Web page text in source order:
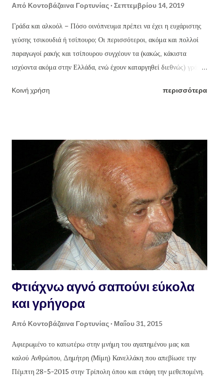
Από Κοντοβάζαινα Γορτυνίας Σεπτεμβρίου 14, 2019
Γράδα και αλκοόλ – Πόσο οινόπνευμα πρέπει να έχει η ευχάριστης
γεύσης τσικουδιά ή τσίπουρο; Οι περισσότεροι, ακόμα και πολλοί
παραγωγοί ρακής και τσίπουρου συγχέουν τα (κακώς, κάκιστα
ισχύοντα ακόμα στην Ελλάδα, ενώ έχουν καταργηθεί διεθνώς) γράδα
αγνοούν ότι βγάζοντας π.χ. ως συνήθως (κακώς) 18 γράδα την ρακή,
τσικουδιά δεν πρέπει να ξεπερνά τους 37-39 το πολύ βαθμούς
οινοπνεύματος, δηλαδή 16-16,5 γράδα (βλ πίνακα παρακάτω).
Δυστυχώς, ελάχιστοι
Κοινή χρήση περισσότερα
Φτιάχνω αγνό σαπούνι εύκολα
και γρήγορα
Από Κοντοβάζαινα Γορτυνίας Μαΐου 31, 2015
Αφιερωμένο το κατωτέρω στην μνήμη του αγαπημένου μας και
καλού Ανθρώπου, Δημήτρη (Μίμη) Κανελλάκη που απεβίωσε την
Πέμπτη 28-5-2015 στην Τρίπολη όπου και ετάφη την μεθεπομένη.